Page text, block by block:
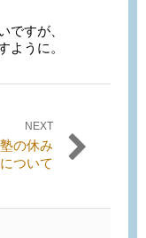
ですが、
ように。
NEXT
の休み
について